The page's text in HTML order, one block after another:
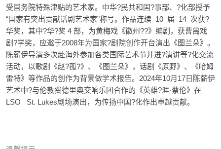
受国务院特殊津贴的艺术家。中华?民共和国?事部、?化部授予
“国家有突出贡献话剧艺术家”称号。作品连续 10 届 14 次获?
华奖，其中?华?奖 4 部，为黄梅戏《徽州??》编剧，获曹禺戏
剧?学奖，应邀于2008年为国家?剧院创作开台演出《图兰朵》。
陈薪伊导演多次赴海外参加各类国际艺术节并进?演讲等?化交流
活动，以歌剧《赵?孤?》、《图兰朵》，话剧《原野》、《哈姆
雷特》等作品的创作为背景做学术报告。2024年10月17日陈薪伊
艺术中?与伦敦费德里奥交响乐团合作的《英雄?涯·蔡伦》在
LSO St. Lukes剧场演出，为传扬中国?化作出卓越贡献。